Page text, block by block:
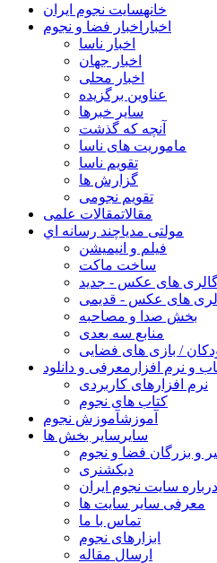
خانهسایت نجوم ایران
اخبار اخبار فضا و نجوم
اخبار ناسا
اخبار جهان
اخبار محلی
عناوین برگزیده
سایر خبرها
آنچه که گذشت
ماموریت های ناسا
تقویم ناسا
گزارش ها
تقویم نجومی
مقالاتمقالات علمی
مولتی مدیاچند رسانه اي
فیلم و انیمیشن
ساخت ماکت
های عکس - جدید
های عکس - قدیمی
بخش صدا و مصاحبه
منابع سه بعدی
/ بازی های فضایی
و نرم افزار معرفی و دانلود
نرم افزارهای کاربردی
کتاب های نجوم
آموزشآموزش نجوم
سایر سایر بخش ها
و بزرگان فضا و نجوم
دیکشنری
درباره سایت نجوم ایران
معرفی سایر سایت ها
تماس با ما
ابزارهای نجوم
ارسال مقاله